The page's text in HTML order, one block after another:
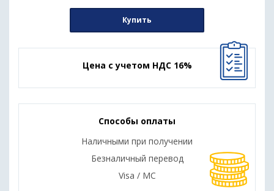
Купить
Цена с учетом НДС 16%
Способы оплаты
Наличными при получении
Безналичный перевод
Visa / MC